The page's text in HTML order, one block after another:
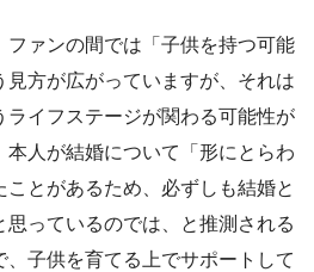
ファンの間では「子供を持つ可能
方が広がっていますが、それは
ライフステージが関わる可能性が
人が結婚について「形にとらわ
とがあるため、必ずしも結婚と
っているのでは、と推測される
、子供を育てる上でサポートして